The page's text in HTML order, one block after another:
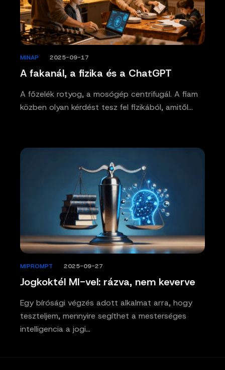
A fakanál, a fizika és a ChatGPT
MINAP 2025-09-17
A főzelék rotyog, a mosógép centrifugál. A fiam
közben olyan kérdést tesz fel fizikából, amitől…
Jogkoktél MI-vel: rázva, nem keverve
MIPROMPT 2025-09-27
Egy bírósági végzés adott alkalmat arra, hogy
teszteljem, mennyire segíthet a mesterséges
intelligencia a jogi…